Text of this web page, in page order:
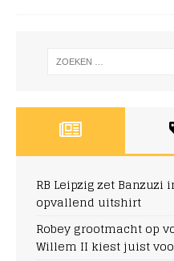
RB Leipzig zet
opvallend uitshirt
Robey grootmacht op
Willem II kiest juist